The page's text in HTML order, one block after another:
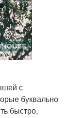
с
буквально
быстро,